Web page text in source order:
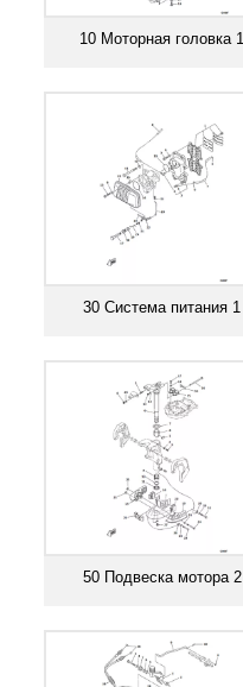
10 Моторная головка 1
30 Система питания 1
50 Подвеска мотора 2